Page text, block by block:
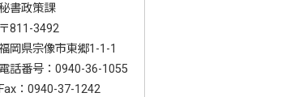
書政策課
〒811-3492
岡県宗像市東郷1-1-1
電話番号： 0940-36-1055
Fax：0940-37-1242